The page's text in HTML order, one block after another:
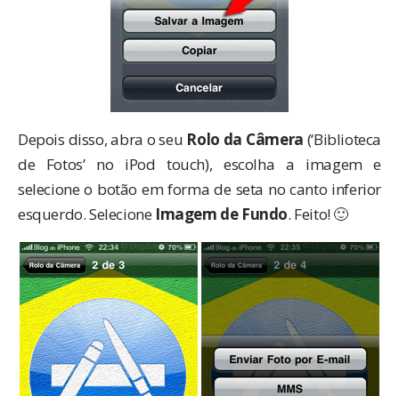
Depois disso, abra o seu Rolo da Câmera (‘Biblioteca
de Fotos’ no iPod touch), escolha a imagem e
selecione o botão em forma de seta no canto inferior
esquerdo. Selecione Imagem de Fundo. Feito! 🙂